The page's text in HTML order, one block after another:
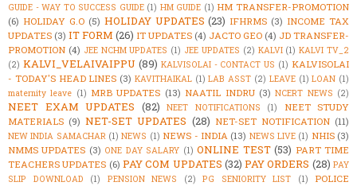
GUIDE - WAY TO SUCCESS GUIDE (1) HM GUIDE (1) HM TRANSFER-PROMOTION
(6) HOLIDAY G.O (5) HOLIDAY UPDATES (23) IFHRMS (3) INCOME TAX
UPDATES (3) IT FORM (26) IT UPDATES (4) JACTO GEO (4) JD TRANSFER-
PROMOTION (4) JEE NCHM UPDATES (1) JEE UPDATES (2) KALVI (1) KALVI TV_2
(2) KALVI_VELAIVAIPPU (89) KALVISOLAI - CONTACT US (1) KALVISOLAI
- TODAY'S HEAD LINES (3) KAVITHAIKAL (1) LAB ASST (2) LEAVE (1) LOAN (1)
maternity leave (1) MRB UPDATES (13) NAATIL INDRU (3) NCERT NEWS (2)
NEET EXAM UPDATES (82) NEET NOTIFICATIONS (1)
NEET STUDY
MATERIALS (9) NET-SET UPDATES (28) NET-SET NOTIFICATION (11)
NEW INDIA SAMACHAR (1) NEWS (1) NEWS - INDIA (13) NEWS LIVE (1) NHIS (3)
NMMS UPDATES (3) ONE DAY SALARY (1) ONLINE TEST (53) PART TIME
TEACHERS UPDATES (6) PAY COM UPDATES (32) PAY ORDERS (28) PAY
SLIP DOWNLOAD
(1) PENSION NEWS (2) PG SENIORITY LIST (1)
POLICE